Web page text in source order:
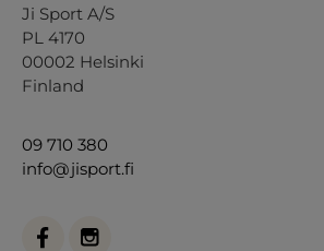
Ji Sport A/S
PL 4170
00002 Helsinki
Finland
09 710 380
info@jisport.fi